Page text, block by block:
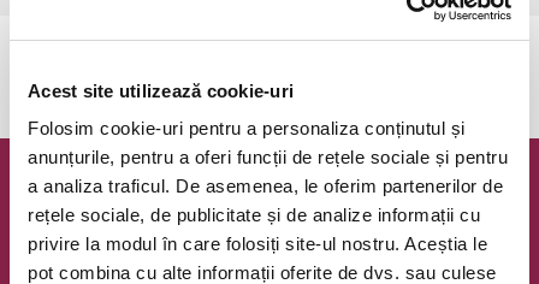
Acest site utilizează cookie-uri
Folosim cookie-uri pentru a personaliza conținutul și
anunțurile, pentru a oferi funcții de rețele sociale și pentru
a analiza traficul. De asemenea, le oferim partenerilor de
rețele sociale, de publicitate și de analize informații cu
privire la modul în care folosiți site-ul nostru. Aceștia le
pot combina cu alte informații oferite de dvs. sau culese
Newsletter @ Bilete.ro
Oferte exclusive si o editie saptamanala cu cele mai noi
evenimente.